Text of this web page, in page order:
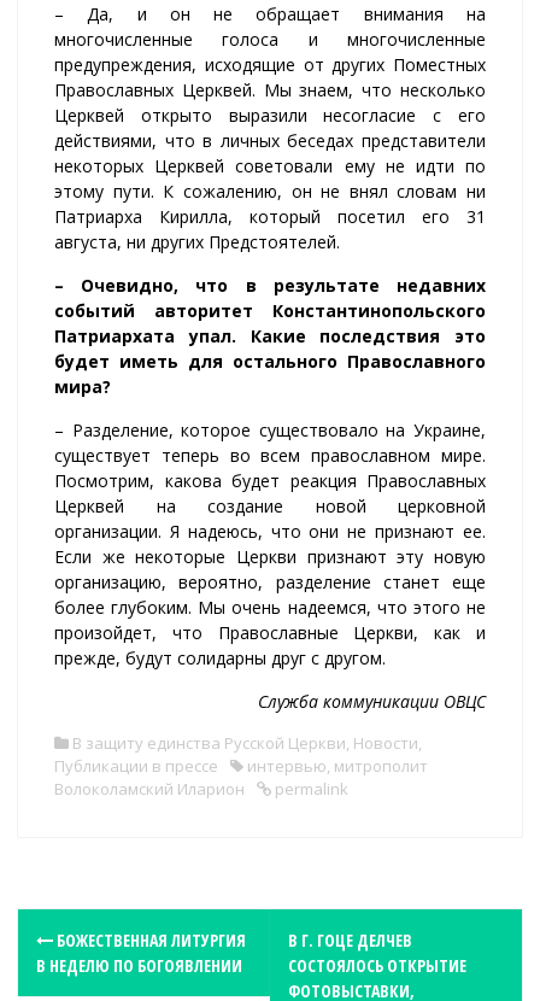
– Да, и он не обращает внимания на
многочисленные голоса и многочисленные
предупреждения, исходящие от других Поместных
Православных Церквей. Мы знаем, что несколько
Церквей открыто выразили несогласие с его
действиями, что в личных беседах представители
некоторых Церквей советовали ему не идти по
этому пути. К сожалению, он не внял словам ни
Патриарха Кирилла, который посетил его 31
августа, ни других Предстоятелей.
– Очевидно, что в результате недавних
событий авторитет Константинопольского
Патриархата упал. Какие последствия это
будет иметь для остального Православного
мира?
– Разделение, которое существовало на Украине,
существует теперь во всем православном мире.
Посмотрим, какова будет реакция Православных
Церквей на создание новой церковной
организации. Я надеюсь, что они не признают ее.
Если же некоторые Церкви признают эту новую
организацию, вероятно, разделение станет еще
более глубоким. Мы очень надеемся, что этого не
произойдет, что Православные Церкви, как и
прежде, будут солидарны друг с другом.
Служба коммуникации ОВЦС
В защиту единства Русской Церкви Новости
Публикации в прессе
интервью митрополит
Волоколамский Иларион
permalink
БОЖЕСТВЕННАЯ ЛИТУРГИЯ
В НЕДЕЛЮ ПО БОГОЯВЛЕНИИ
В Г. ГОЦЕ ДЕЛЧЕВ
СОСТОЯЛОСЬ ОТКРЫТИЕ
ФОТОВЫСТАВКИ,